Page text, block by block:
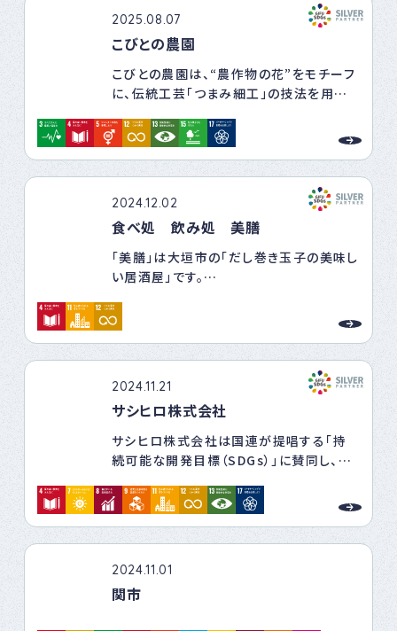
2025.08.07
こびとの農園
こびとの農園は、“農作物の花”をモチーフ
に、伝統工芸「つまみ細工」の技法を用いた
の花だろう？」という小さな問いかけは、ふ
だん何気なく食べている野菜や果物を、い
です。。つまみ細工のワークショップと一緒
に食育の講座も実施し、農作物の知識や関
心を育むことで、健康的な食生活を支援し
ます。私たちは、こうした気づきが農の営み
に対する関心へとつながっていくことを願
い、農と人との距離を近づける活動を続け
ます。
2024.12.02
食べ処 飲み処 美膳
「美膳」は大垣市の「だし巻き玉子の美味し
い居酒屋」です。
る創作だし巻きは定番具材の他に麺類、ご
はん、スイーツ系と多種多様。食べ方のア
そのメイン商材である「だし巻き玉子」に注
目し、たまご由来の廃棄物削減実施や、だ
し巻き玉子の焼き方教室の開催で地域の
方との交流を深めます。
2024.11.21
サシヒロ株式会社
サシヒロ株式会社は国連が提唱する「持
続可能な開発目標（SDGs）」に賛同し、持
い」「環境」「製品・サービス」「地域貢献・社
会貢献」4つの観点から独自に取り組んで
2024.11.01
関市